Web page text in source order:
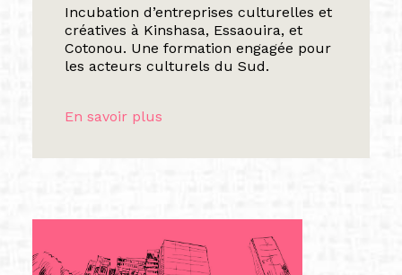
Incubation d’entreprises culturelles et
créatives à Kinshasa, Essaouira, et
Cotonou. Une formation engagée pour
les acteurs culturels du Sud.
En savoir plus